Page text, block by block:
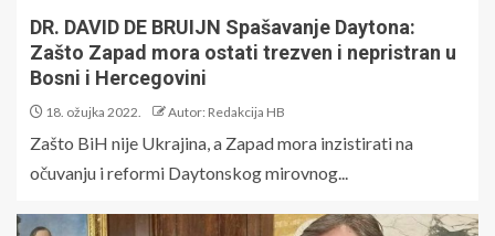
DR. DAVID DE BRUIJN Spašavanje Daytona:
Zašto Zapad mora ostati trezven i nepristran u
Bosni i Hercegovini
18. ožujka 2022. Autor: Redakcija HB
Zašto BiH nije Ukrajina, a Zapad mora inzistirati na
očuvanju i reformi Daytonskog mirovnog...